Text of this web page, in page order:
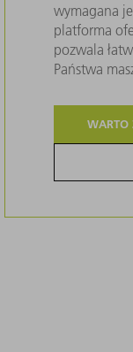
wymagana
platforma
pozwala
Państwa
WARTO